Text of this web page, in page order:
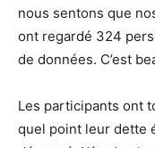
nous sentons que
ont regardé 324
de données. C’est
Les participants ont
quel point leur dette